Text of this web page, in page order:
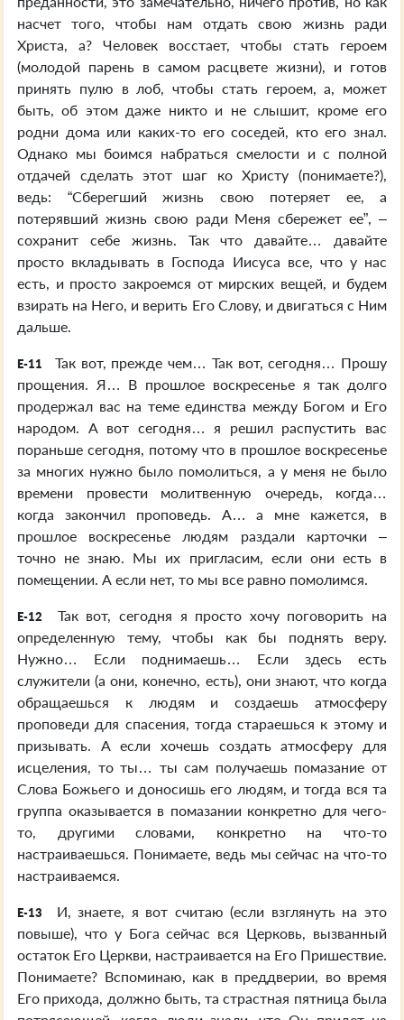
насчет того, чтобы нам отдать свою жизнь ради
Христа, а? Человек восстает, чтобы стать героем
(молодой парень в самом расцвете жизни), и готов
принять пулю в лоб, чтобы стать героем, а, может
быть, об этом даже никто и не слышит, кроме его
родни дома или каких-то его соседей, кто его знал.
Однако мы боимся набраться смелости и с полной
отдачей сделать этот шаг ко Христу (понимаете?),
ведь: “Сберегший жизнь свою потеряет ее, а
потерявший жизнь свою ради Меня сбережет ее”, –
сохранит себе жизнь. Так что давайте… давайте
просто вкладывать в Господа Иисуса все, что у нас
есть, и просто закроемся от мирских вещей, и будем
взирать на Него, и верить Его Слову, и двигаться с Ним
дальше.
E-11
Так вот, прежде чем… Так вот, сегодня… Прошу
прощения. Я… В прошлое воскресенье я так долго
продержал вас на теме единства между Богом и Его
народом. А вот сегодня… я решил распустить вас
пораньше сегодня, потому что в прошлое воскресенье
за многих нужно было помолиться, а у меня не было
времени провести молитвенную очередь, когда…
когда закончил проповедь. А… а мне кажется, в
прошлое воскресенье людям раздали карточки –
точно не знаю. Мы их пригласим, если они есть в
помещении. А если нет, то мы все равно помолимся.
E-12
Так вот, сегодня я просто хочу поговорить на
определенную тему, чтобы как бы поднять веру.
Нужно… Если поднимаешь… Если здесь есть
служители (а они, конечно, есть), они знают, что когда
обращаешься к людям и создаешь атмосферу
проповеди для спасения, тогда стараешься к этому и
призывать. А если хочешь создать атмосферу для
исцеления, то ты… ты сам получаешь помазание от
Слова Божьего и доносишь его людям, и тогда вся та
группа оказывается в помазании конкретно для чего-
то, другими словами, конкретно на что-то
настраиваешься. Понимаете, ведь мы сейчас на что-то
настраиваемся.
E-13
И, знаете, я вот считаю (если взглянуть на это
повыше), что у Бога сейчас вся Церковь, вызванный
остаток Его Церкви, настраивается на Его Пришествие.
Понимаете? Вспоминаю, как в преддверии, во время
Его прихода, должно быть, та страстная пятница была